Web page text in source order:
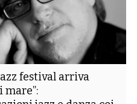
festival arriva
mare”: